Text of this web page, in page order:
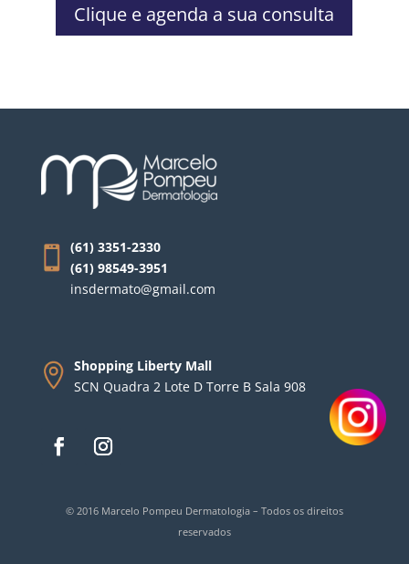
Clique e agenda a sua consulta
(61) 3351-2330
(61) 98549-3951
insdermato@gmail.com
Shopping Liberty Mall
SCN Quadra 2 Lote D Torre B Sala 908
© 2016 Marcelo Pompeu Dermatologia – Todos os direitos
reservados